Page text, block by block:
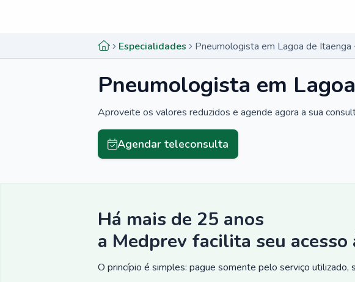
Especialidades Pneumologista em Lagoa de Itaenga
Pneumologista em
Aproveite os valores reduzidos e agende agora a sua
Agendar teleconsulta
Há mais de 25 anos
a Medprev facilita seu acesso
O princípio é simples: pague somente pelo serviço utilizado,